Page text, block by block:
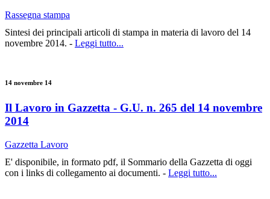
Rassegna stampa
Sintesi dei principali articoli di stampa in materia di lavoro del 14
novembre 2014. - Leggi tutto...
14 novembre 14
Il Lavoro in Gazzetta - G.U. n. 265 del 14 novembre
2014
Gazzetta Lavoro
E' disponibile, in formato pdf, il Sommario della Gazzetta di oggi
con i links di collegamento ai documenti. - Leggi tutto...